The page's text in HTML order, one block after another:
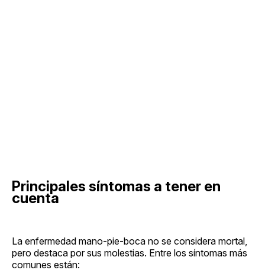
Principales síntomas a tener en
cuenta
La enfermedad mano-pie-boca no se considera mortal,
pero destaca por sus molestias. Entre los síntomas más
comunes están: